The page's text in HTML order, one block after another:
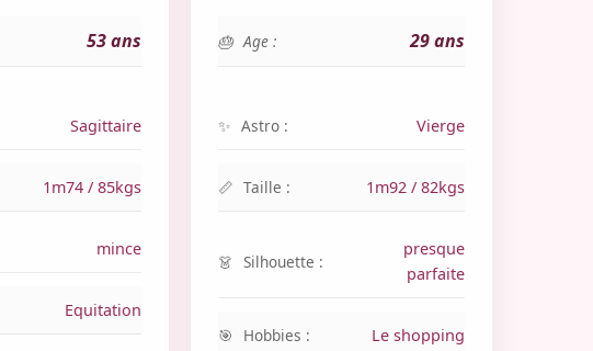
53 ans
Sagittaire
1m74 / 85kgs
mince
Equitation
Age : 29 ans
Astro : Vierge
Taille : 1m92 / 82kgs
Silhouette :
presque
parfaite
Hobbies : Le shopping